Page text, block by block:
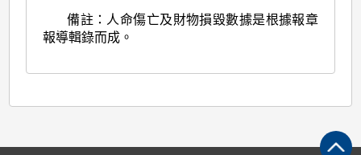
備註：人命傷亡及財物損毀數據是根據報章
報導輯錄而成。